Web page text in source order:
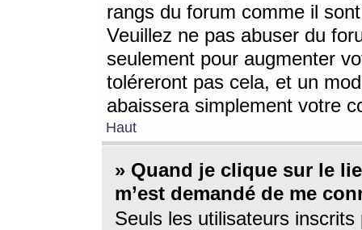
rangs du forum comme il
Veuillez ne pas abuser du
seulement pour augmenter
toléreront pas cela, et un
abaissera simplement votre
Haut
» Quand je clique sur le
m’est demandé de me
Seuls les utilisateurs